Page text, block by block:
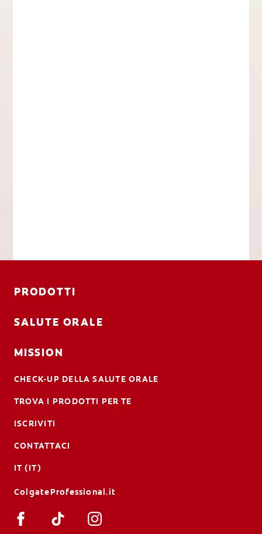
PRODOTTI
SALUTE ORALE
MISSION
CHECK-UP DELLA SALUTE ORALE
TROVA I PRODOTTI PER TE
ISCRIVITI
CONTATTACI
IT (IT)
ColgateProfessional.it